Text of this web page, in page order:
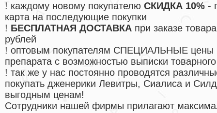
! каждому новому покупателю СКИДКА 10% -
карта на последующие покупки
! БЕСПЛАТНАЯ ДОСТАВКА при заказе
рублей
! оптовым покупателям СПЕЦИАЛЬНЫЕ цены
препарата с возможностью выписки
! так же у нас постоянно проводятся
покупать дженерики Левитры, Сиалиса и
выгодным ценам!
Cотрудники нашей фирмы прилагают